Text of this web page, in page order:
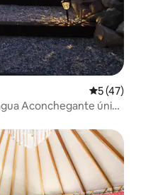
5 de uma
5 (47)
única